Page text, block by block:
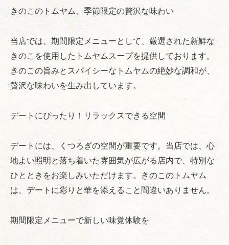
きのこのトムヤム、季節限定の贅沢な味わい
当店では、期間限定メニューとして、厳選された新鮮な
きのこを使用したトムヤムスープを提供しております。
きのこの旨みとスパイシーなトムヤムの絶妙な調和が、
贅沢な味わいを生み出しています。
デートにぴったり！リラックスできる空間
デートには、くつろぎの空間が重要です。当店では、心
地よい照明と落ち着いた雰囲気が広がる店内で、特別な
ひとときをお楽しみいただけます。きのこのトムヤム
は、デートに彩りと華を添えること間違いありません。
期間限定メニューで新しい味覚体験を